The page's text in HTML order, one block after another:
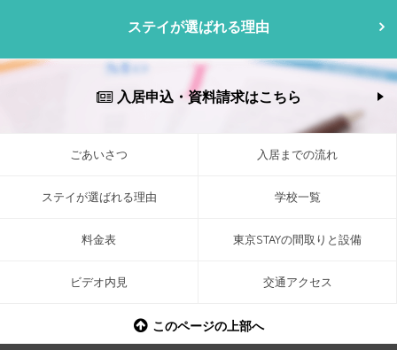
ステイが選ばれる理由
入居申込・資料請求はこちら
ごあいさつ 入居までの流れ
ステイが選ばれる理由 学校一覧
料金表 東京STAYの間取りと設備
ビデオ内見 交通アクセス
このページの上部へ